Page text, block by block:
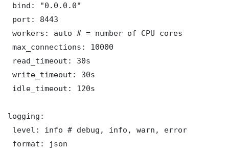
bind: "0.0.0.0"
port: 8443
workers: auto # = number of CPU cores
max_connections: 10000
read_timeout: 30s
write_timeout: 30s
idle_timeout: 120s
logging:
level: info # debug, info, warn, error
format: json